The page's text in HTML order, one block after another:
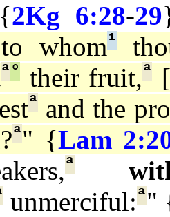
2Kg 6:28-29
to whom¹
ª° their fruit,ª
[
ª and the
ª" {Lam
ª
unmerciful:ª"